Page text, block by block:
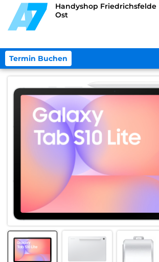
Handyshop Friedrichsfelde
Ost
Termin Buchen